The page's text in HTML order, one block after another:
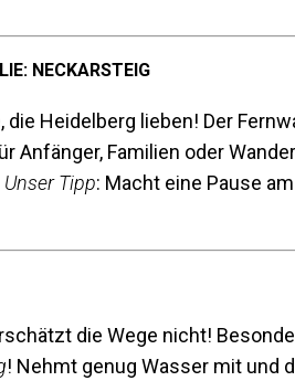
NECKARSTEIG
Heidelberg lieben! Der
Anfänger, Familien oder
Unser Tipp: Macht eine Pause
die Wege nicht!
! Nehmt genug Wasser mit und